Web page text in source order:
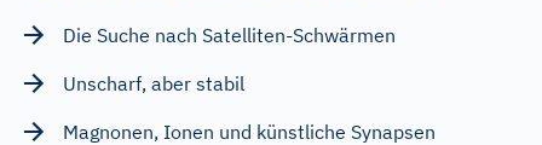
Die Suche nach Satelliten-Schwärmen
Unscharf, aber stabil
Magnonen, Ionen und künstliche Synapsen